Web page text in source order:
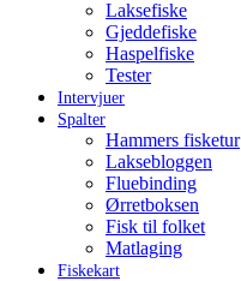
Laksefiske
Gjeddefiske
Haspelfiske
Tester
Intervjuer
Spalter
Hammers fisketur
Laksebloggen
Fluebinding
Ørretboksen
Fisk til folket
Matlaging
Fiskekart